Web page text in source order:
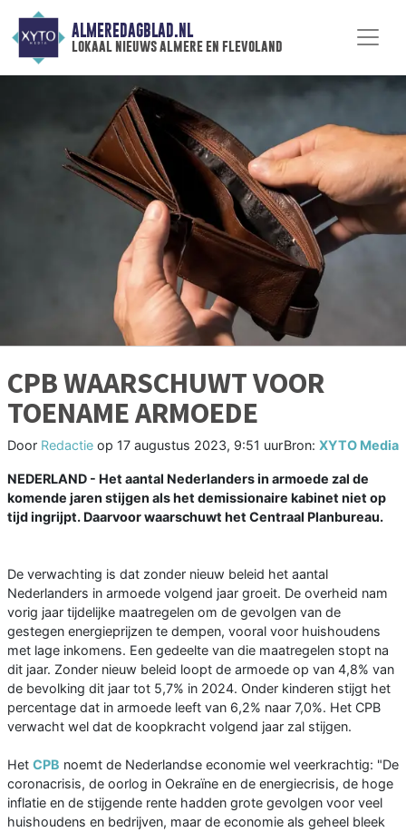
ALMEREDAGBLAD.NL
lokaal nieuws almere en flevoland
CPB WAARSCHUWT VOOR
TOENAME ARMOEDE
Door Redactie op 17 augustus 2023, 9:51 uurBron: XYTO Media
NEDERLAND - Het aantal Nederlanders in armoede zal de
komende jaren stijgen als het demissionaire kabinet niet op
tijd ingrijpt. Daarvoor waarschuwt het Centraal Planbureau.
De verwachting is dat zonder nieuw beleid het aantal
Nederlanders in armoede volgend jaar groeit. De overheid nam
vorig jaar tijdelijke maatregelen om de gevolgen van de
gestegen energieprijzen te dempen, vooral voor huishoudens
met lage inkomens. Een gedeelte van die maatregelen stopt na
dit jaar. Zonder nieuw beleid loopt de armoede op van 4,8% van
de bevolking dit jaar tot 5,7% in 2024. Onder kinderen stijgt het
percentage dat in armoede leeft van 6,2% naar 7,0%. Het CPB
verwacht wel dat de koopkracht volgend jaar zal stijgen.
Het CPB noemt de Nederlandse economie wel veerkrachtig: "De
coronacrisis, de oorlog in Oekraïne en de energiecrisis, de hoge
inflatie en de stijgende rente hadden grote gevolgen voor veel
huishoudens en bedrijven, maar de economie als geheel bleek